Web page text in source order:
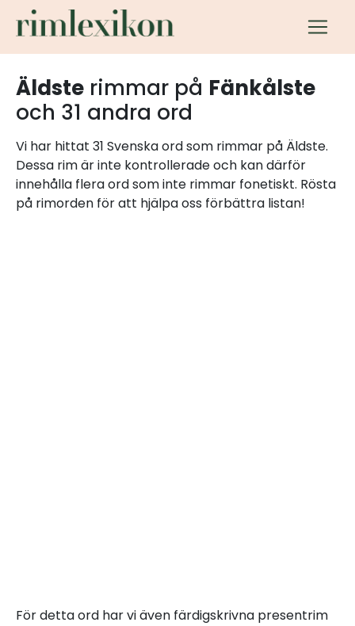
Äldste rimmar på Fänkålste
och 31 andra ord
Vi har hittat 31 Svenska ord som rimmar på Äldste.
Dessa rim är inte kontrollerade och kan därför
innehålla flera ord som inte rimmar fonetiskt. Rösta
på rimorden för att hjälpa oss förbättra listan!
För detta ord har vi även färdigskrivna presentrim